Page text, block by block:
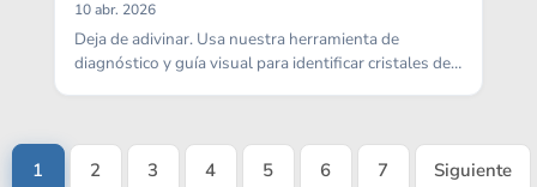
10 abr. 2026
Deja de adivinar. Usa nuestra herramienta de
diagnóstico y guía visual para identificar cristales de
1 2 3 4 5 6 7 Siguiente